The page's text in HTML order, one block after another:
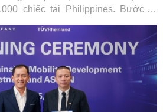
chiếc tại Philippines. Bước đi
mà còn đặt nền móng vững chắc
xanh toàn diện tại quốc gia vạn